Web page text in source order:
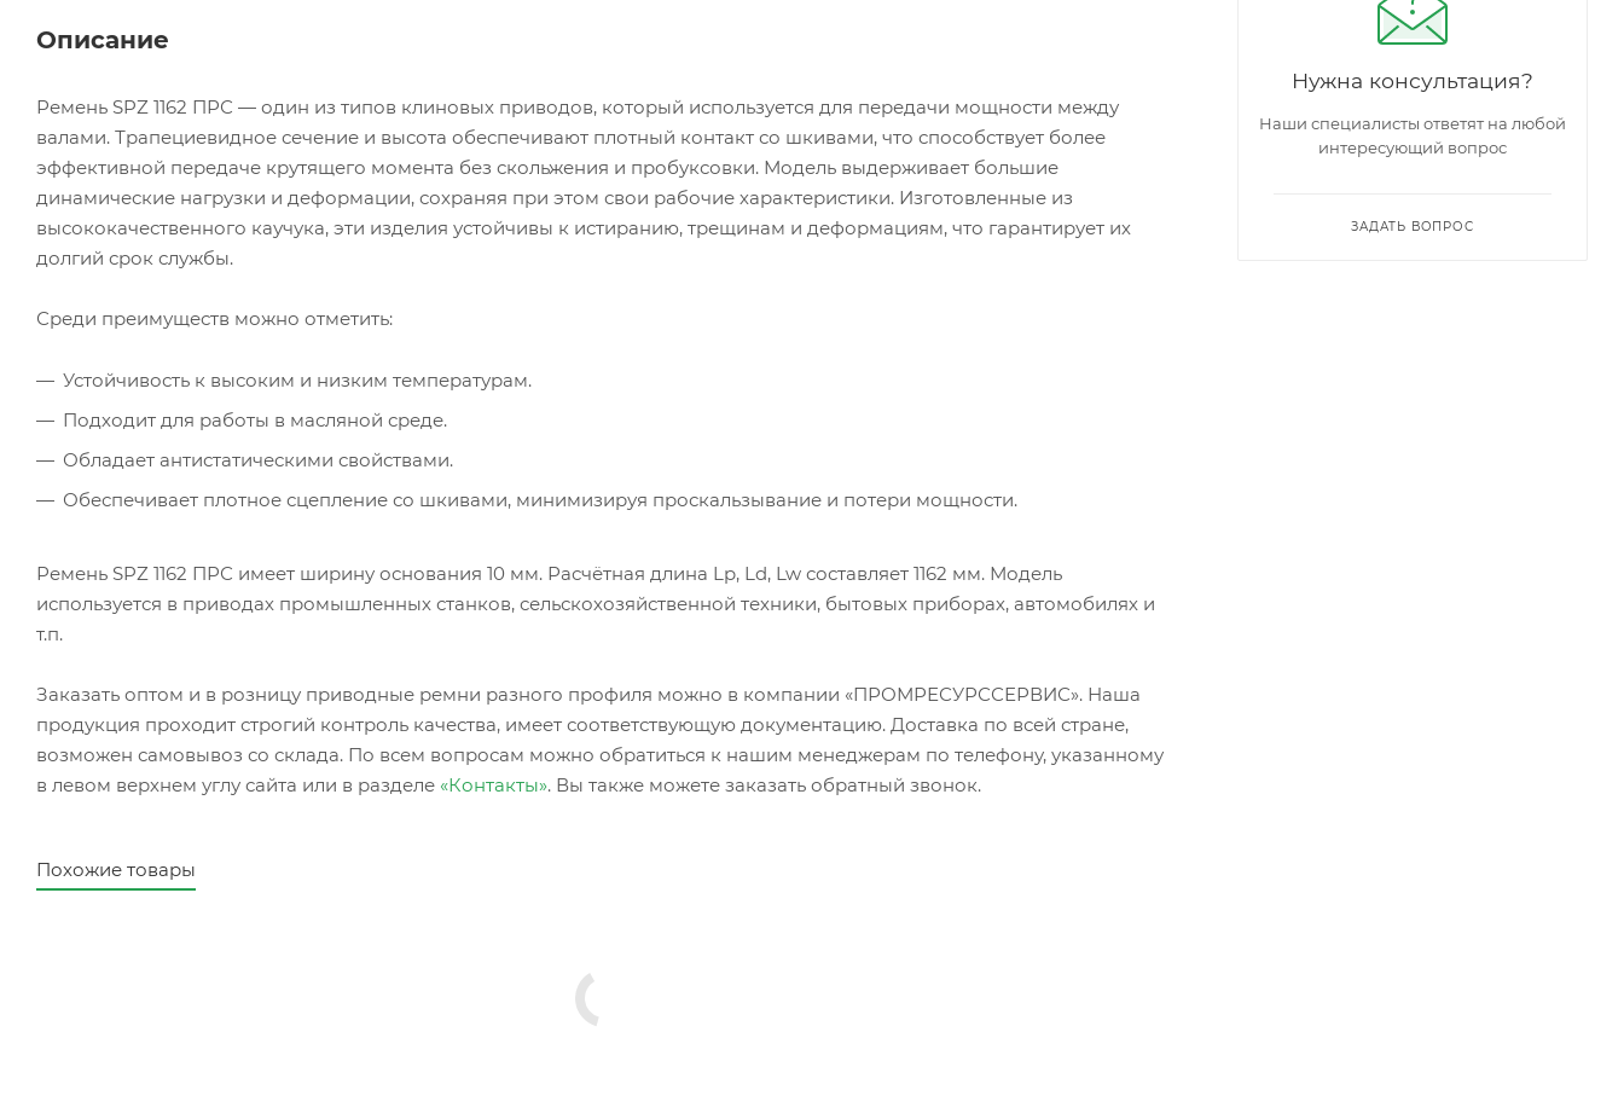
Описание
Ремень SPZ 1162 ПРС — один из типов клиновых приводов, который используется для передачи мощности между
валами. Трапециевидное сечение и высота обеспечивают плотный контакт со шкивами, что способствует более
эффективной передаче крутящего момента без скольжения и пробуксовки. Модель выдерживает большие
динамические нагрузки и деформации, сохраняя при этом свои рабочие характеристики. Изготовленные из
высококачественного каучука, эти изделия устойчивы к истиранию, трещинам и деформациям, что гарантирует их
долгий срок службы.
Среди преимуществ можно отметить:
Устойчивость к высоким и низким температурам.
Подходит для работы в масляной среде.
Обладает антистатическими свойствами.
Обеспечивает плотное сцепление со шкивами, минимизируя проскальзывание и потери мощности.
Ремень SPZ 1162 ПРС имеет ширину основания 10 мм. Расчётная длина Lp, Ld, Lw составляет 1162 мм. Модель
используется в приводах промышленных станков, сельскохозяйственной техники, бытовых приборах, автомобилях и
т.п.
Заказать оптом и в розницу приводные ремни разного профиля можно в компании «ПРОМРЕСУРССЕРВИС». Наша
продукция проходит строгий контроль качества, имеет соответствующую документацию. Доставка по всей стране,
возможен самовывоз со склада. По всем вопросам можно обратиться к нашим менеджерам по телефону, указанному
в левом верхнем углу сайта или в разделе «Контакты». Вы также можете заказать обратный звонок.
Похожие товары
Нужна консультация?
Наши специалисты ответят на любой
интересующий вопрос
ЗАДАТЬ ВОПРОС